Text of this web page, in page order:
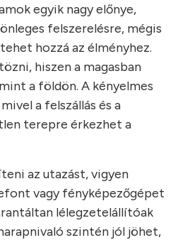
egyik nagy előnye,
felszerelésre, mégis
hozzá az élményhez.
hiszen a magasban
a földön. A kényelmes
a felszállás és a
terepre érkezhet a
az utazást, vigyen
vagy fényképezőgépet
lélegzetelállítóak
szintén jól jöhet,